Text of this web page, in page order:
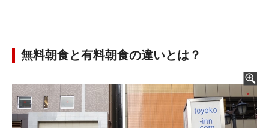
無料朝食と有料朝食の違いとは？